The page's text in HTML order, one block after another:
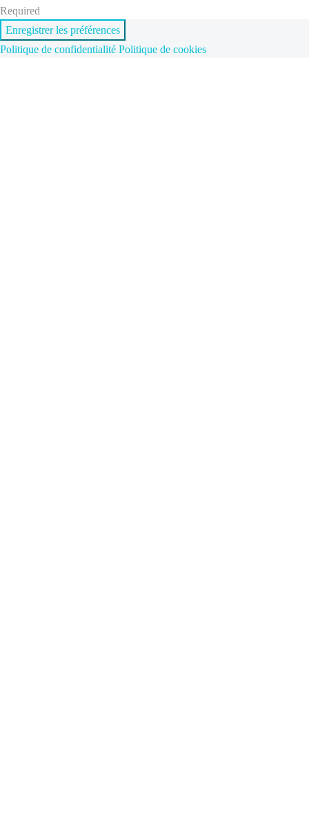
Required
Enregistrer les préférences
Politique de confidentialité Politique de cookies